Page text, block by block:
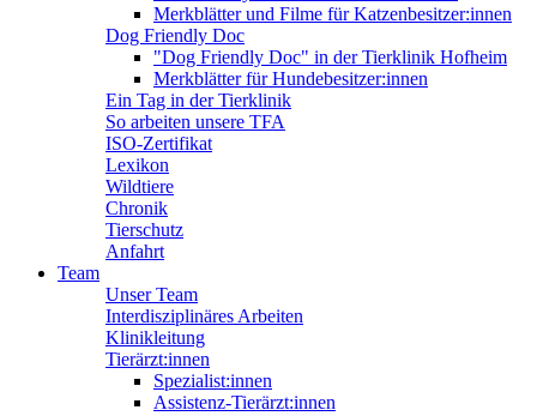
Merkblätter und Filme für Katzenbesitzer:innen
Dog Friendly Doc
"Dog Friendly Doc" in der Tierklinik Hofheim
Merkblätter für Hundebesitzer:innen
Ein Tag in der Tierklinik
So arbeiten unsere TFA
ISO-Zertifikat
Lexikon
Wildtiere
Chronik
Tierschutz
Anfahrt
Team
Unser Team
Interdisziplinäres Arbeiten
Klinikleitung
Tierärzt:innen
Spezialist:innen
Assistenz-Tierärzt:innen